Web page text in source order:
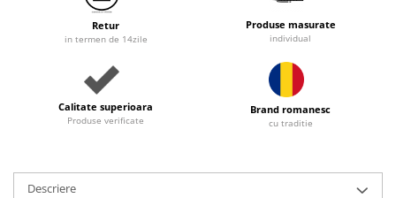
Retur
in termen de 14zile
Produse masurate
individual
Calitate superioara
Produse verificate
Brand romanesc
cu traditie
Descriere